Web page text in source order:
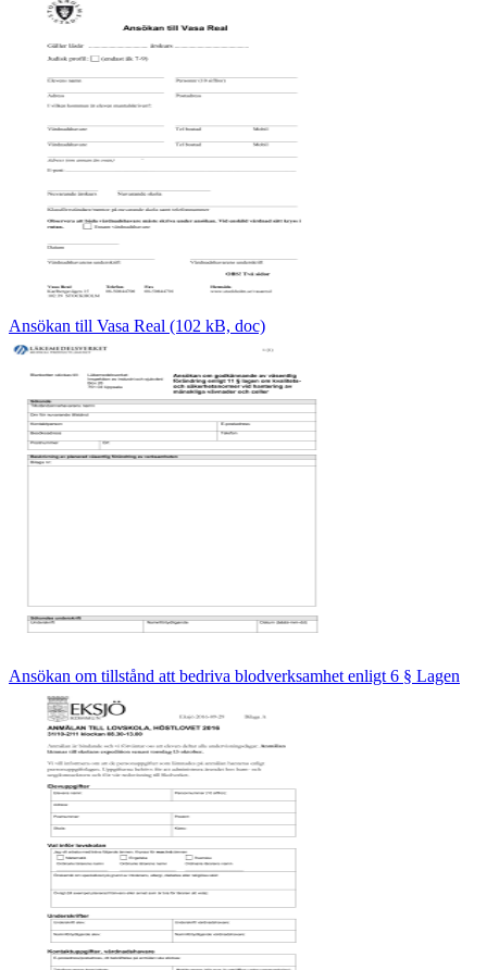
Ansökan till Vasa Real (102 kB, doc)
Ansökan om tillstånd att bedriva blodverksamhet enligt 6 § Lagen